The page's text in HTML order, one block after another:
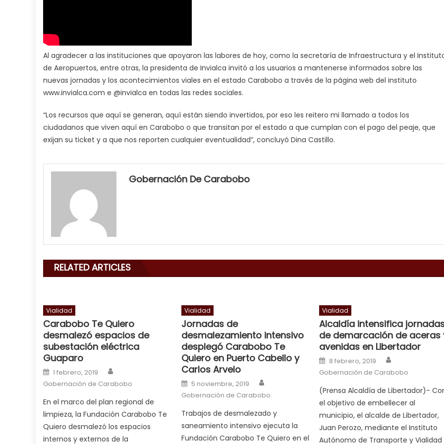
Al agradecer a las instituciones que apoyaron las labores de hoy, como la secretaría de Infraestructura y el
de Aeropuertos, entre otras, la presidenta de Invialca invitó a los usuarios a mantenerse informados sobre las
nuevas jornadas y los acontecimientos viales en el estado Carabobo a través de la página web del instituto
www.invialca.com e @invialca en todas las redes sociales.
“Los recursos que aquí se generan, aquí están siendo invertidos, por eso les reitero mi llamado a todos los
ciudadanos que viven aquí en Carabobo o que transitan por el estado a que cumplan con el pago del peaje, que
exijan su ticket y a que nos reporten cualquier eventualidad”, concluyó Dina Castillo.
my
neighbor
his
cum,
a
cuckold,
nice
milf
in
squirting,
आपक
न
ह
भ
भ
Gobernación De Carabobo
RELATED ARTICLES
Vialidad
Carabobo Te Quiero
desmalezó espacios de
subestación eléctrica
Guaparo
Posted on
1 febrero, 2019
Gobernación de Carabobo
En el marco del plan regional de
limpieza, la Fundación Carabobo Te
Quiero desmalezó los espacios
internos y externos de la
Vialidad
Jornadas de
desmalezamiento intensivo
desplegó Carabobo Te
Quiero en Puerto Cabello y
Carlos Arvelo
Posted on
5 noviembre, 2019
Gobernación de Carabobo
Trabajos de desmalezado y
saneamiento intensivo ejecuta la
Fundación Carabobo Te Quiero en el
Vialidad
Alcaldía intensifica
de demarcación de aceras
avenidas en Libertador
Posted on
8 febrero, 2019
Gobernación de Carabobo
(Prensa Alcaldía de Libertador)-
el objetivo de embellecer al
municipio, el alcalde de Libertador,
Juan Perozo, mediante el Instituto
Autónomo de Transporte y Vialidad